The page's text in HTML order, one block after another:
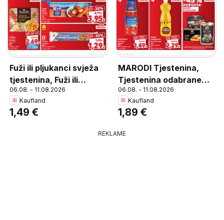
Fuži ili pljukanci svježa
tjestenina, Fuži ili
pljukanci svježa
tjestenina 400 g
06.08. - 11.08.2026
Kaufland
1,49 €
MARODI Tjestenina,
Tjestenina odabrane
vrste 400 g
06.08. - 11.08.2026
Kaufland
1,89 €
REKLAME